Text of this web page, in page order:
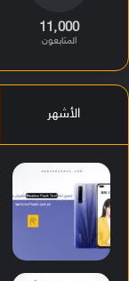
11٬000
المتابعون
الأشهر